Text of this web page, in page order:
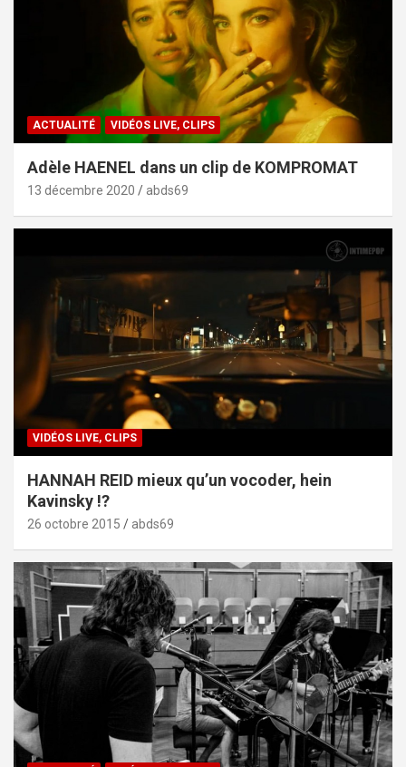
ACTUALITÉ VIDÉOS LIVE, CLIPS
Adèle HAENEL dans un clip de KOMPROMAT
13 décembre 2020 abds69
VIDÉOS LIVE, CLIPS
HANNAH REID mieux qu’un vocoder, hein
Kavinsky !?
26 octobre 2015 abds69